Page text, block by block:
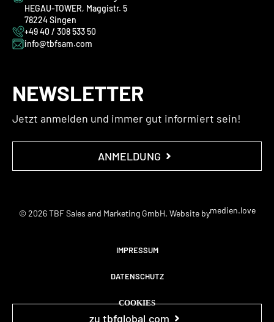
HEGAU-TOWER, Maggistr. 5
78224 Singen
+49 40 / 308 533 50
info@tbfsam.com
NEWSLETTER
Jetzt anmelden und immer gut informiert sein!
ANMELDUNG
© 2026 TBF Sales and Marketing GmbH. Website bymedien.love
IMPRESSUM
DATENSCHUTZ
COOKIES
zu tbfglobal.com